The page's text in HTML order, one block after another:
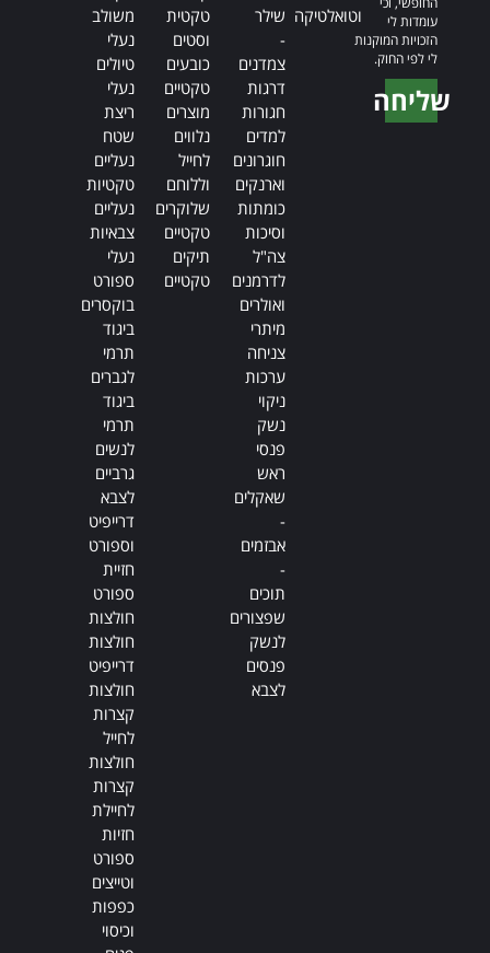
עומדות לי
הזכויות המוקנות
לי לפי החוק.
שליחה
וטואלטיקה שילר
-
צמדנים
דרגות
חגורות
למדים
חוגרונים
וארנקים
כומתות
וסיכות
צה"ל
לדרמנים
ואולרים
מיתרי
צניחה
ערכות
ניקוי
נשק
פנסי
ראש
שאקלים
-
אבזמים
-
תוכים
שפצורים
לנשק
פנסים
לצבא
טקטית
וסטים
כובעים
טקטיים
מוצרים
נלווים
לחייל
וללוחם
שלוקרים
טקטיים
תיקים
טקטיים
משולב
נעלי
טיולים
נעלי
ריצת
שטח
נעליים
טקטיות
נעליים
צבאיות
נעלי
ספורט
בוקסרים
ביגוד
תרמי
לגברים
ביגוד
תרמי
לנשים
גרביים
לצבא
דרייפיט
וספורט
חזיית
ספורט
חולצות
חולצות
דרייפיט
חולצות
קצרות
לחייל
חולצות
קצרות
לחיילת
חזיות
ספורט
וטייצים
כפפות
וכיסוי